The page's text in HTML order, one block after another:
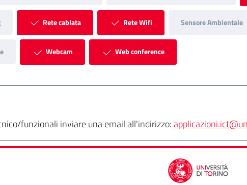
Rete cablata Rete Wifi Sensore Ambientale
Webcam Web conference
funzionali inviare una email all'indirizzo: